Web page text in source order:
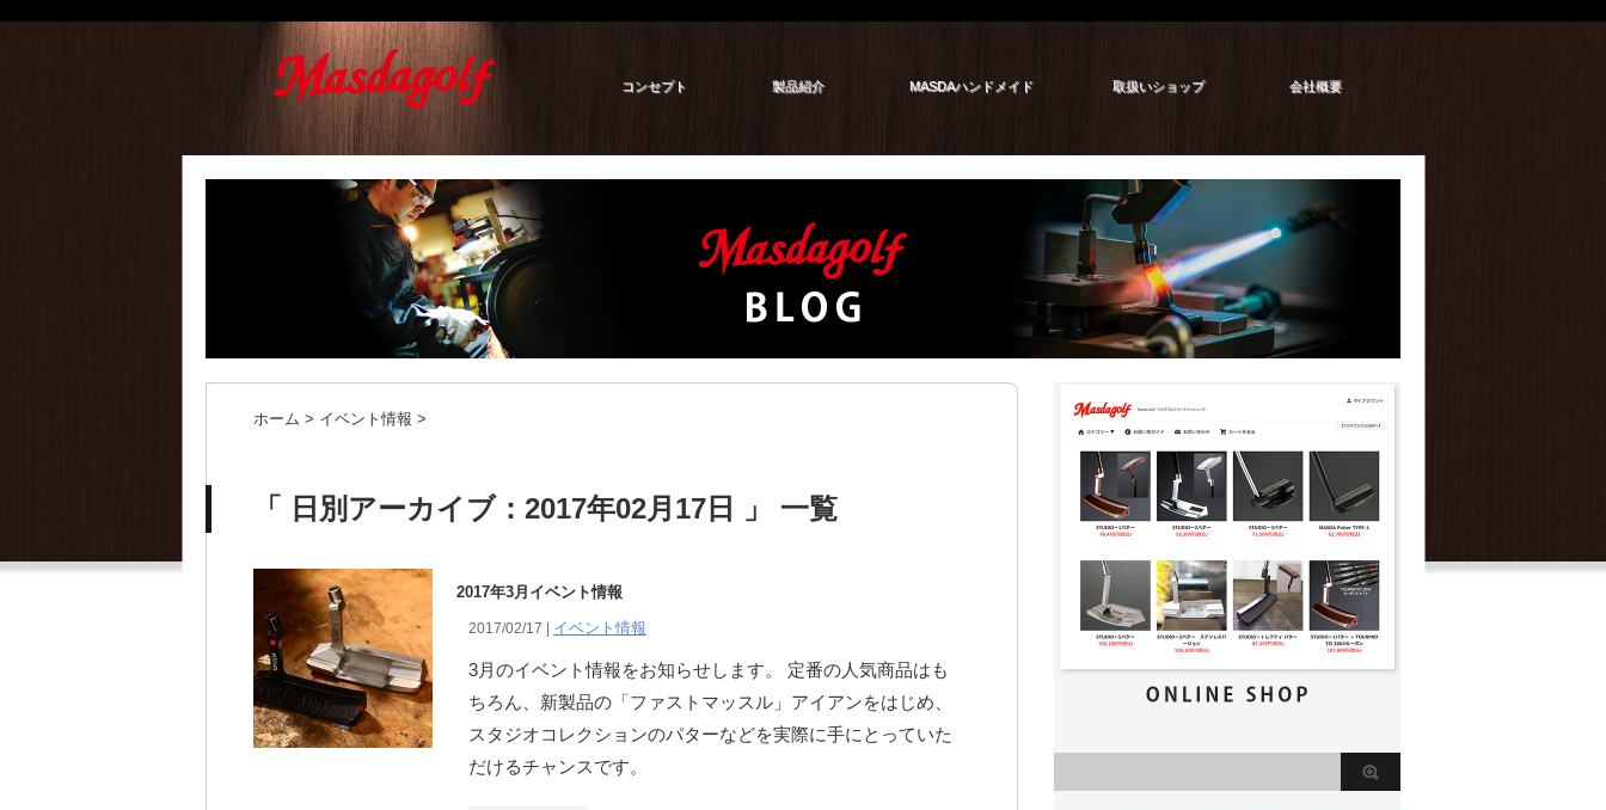
コンセプト 製品紹介 MASDAハンドメイド 取扱いショップ 会社概要
ホーム > イベント情報 >
「 日別アーカイブ：2017年02月17日 」 一覧
2017年3月イベント情報
2017/02/17 | イベント情報
3月のイベント情報をお知らせします。 定番の人気商品はも
ちろん、新製品の「ファストマッスル」アイアンをはじめ、
スタジオコレクションのパターなどを実際に手にとっていた
だけるチャンスです。